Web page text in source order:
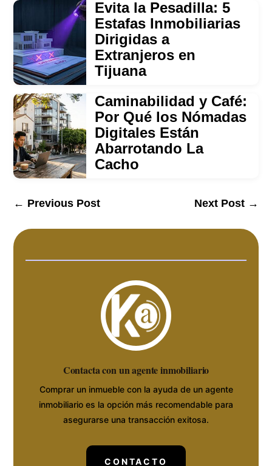
Evita la Pesadilla: 5
Estafas Inmobiliarias
Dirigidas a
Extranjeros en
Tijuana
Caminabilidad y Café:
Por Qué los Nómadas
Digitales Están
Abarrotando La
Cacho
← Previous Post Next Post→
Contacta con un agente inmobiliario
Comprar un inmueble con la ayuda de un agente
inmobiliario es la opción más recomendable para
asegurarse una transacción exitosa.
CONTACTO